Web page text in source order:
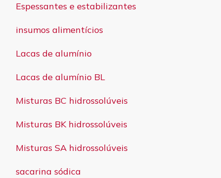
Espessantes e estabilizantes
insumos alimentícios
Lacas de alumínio
Lacas de alumínio BL
Misturas BC hidrossolúveis
Misturas BK hidrossolúveis
Misturas SA hidrossolúveis
sacarina sódica